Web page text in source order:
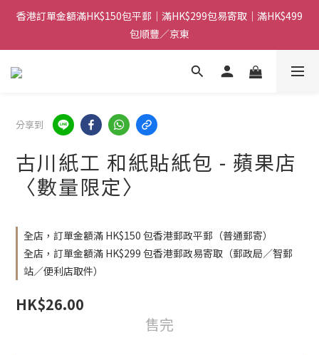
香港訂單金額滿HK$150包平郵｜滿HK$299包易寄取｜滿HK$499
包順豐／京東
香港訂單金額滿HK$150包平郵｜滿HK$299包易寄取｜滿HK$499
包順豐／京東
【網店限定！】指定清貨商品每消費HK$100即享購物金HK$50回
香港訂單金額滿HK$150包平郵｜滿HK$299包易寄取｜滿HK$499
包順豐／京東
分享到
古川紙工 和紙貼紙包 - 蘋果店
〈數量限定〉
全店，訂單金額滿 HK$150 包香港郵政平郵（普通郵寄）
全店，訂單金額滿 HK$299 包香港郵政易寄取（郵政局／智郵
站／便利店取件）
HK$26.00
售完